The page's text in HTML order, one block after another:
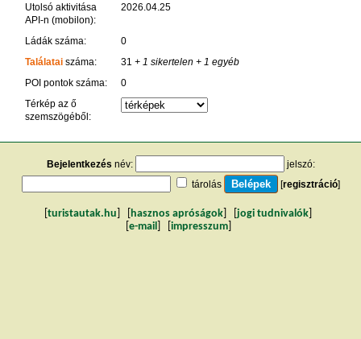
Utolsó aktivitása
API-n (mobilon):
2026.04.25
Ládák száma:
0
Találataiszáma: 31 + 1 sikertelen + 1 egyéb
POI pontok száma:
0
Térkép az ő
szemszögéből:
Bejelentkezés név:
jelszó:
tárolás
[regisztráció]
turistautak.hu hasznos apróságok jogi tudnivalók
e-mail impresszum]